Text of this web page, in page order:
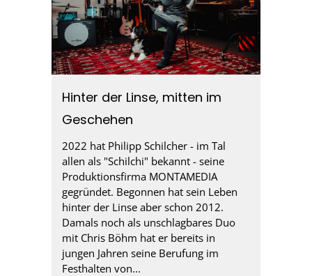
Hinter der Linse, mitten im
Geschehen
2022 hat Philipp Schilcher - im Tal
allen als "Schilchi" bekannt - seine
Produktionsfirma MONTAMEDIA
gegründet. Begonnen hat sein Leben
hinter der Linse aber schon 2012.
Damals noch als unschlagbares Duo
mit Chris Böhm hat er bereits in
jungen Jahren seine Berufung im
Festhalten von...